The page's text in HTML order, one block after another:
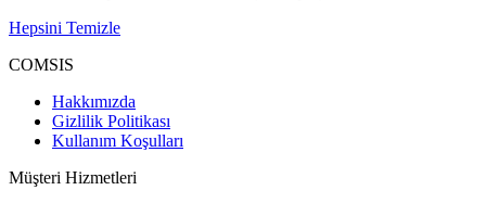
Hepsini Temizle
COMSIS
Hakkımızda
Gizlilik Politikası
Kullanım Koşulları
Müşteri Hizmetleri